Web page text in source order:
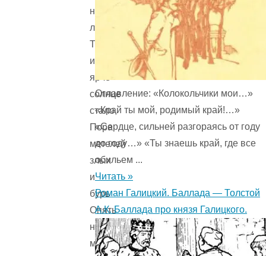
небесная
лазурь,
Теплей
и
ярче
солнце
стало,
Пора
метелей
злых
и
бурь
Опять
надолго
миновала.
Оглавление: «Колокольчики мои…»
«Край ты мой, родимый край!…»
«Сердце, сильней разгораясь от году
до году…» «Ты знаешь край, где все
обильем ...
Читать »
Роман Галицкий. Баллада — Толстой
А.К. Баллада про князя Галицкого.